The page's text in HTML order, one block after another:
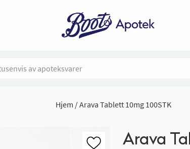
Hjem Arava Tablett 10mg 100STK
Arava